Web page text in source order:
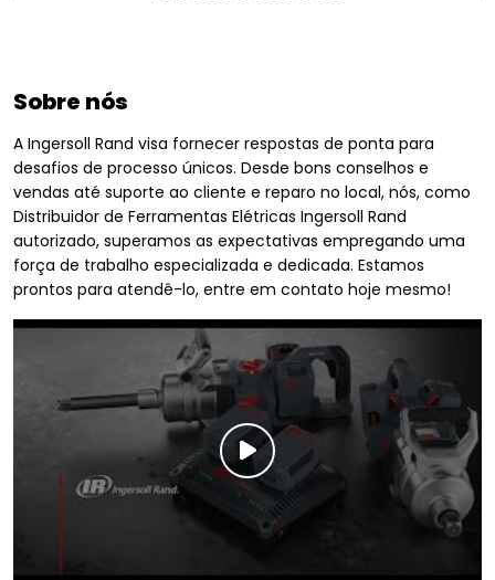
Sobre nós
A Ingersoll Rand visa fornecer respostas de ponta para
desafios de processo únicos. Desde bons conselhos e
vendas até suporte ao cliente e reparo no local, nós, como
Distribuidor de Ferramentas Elétricas Ingersoll Rand
autorizado, superamos as expectativas empregando uma
força de trabalho especializada e dedicada. Estamos
prontos para atendê-lo, entre em contato hoje mesmo!